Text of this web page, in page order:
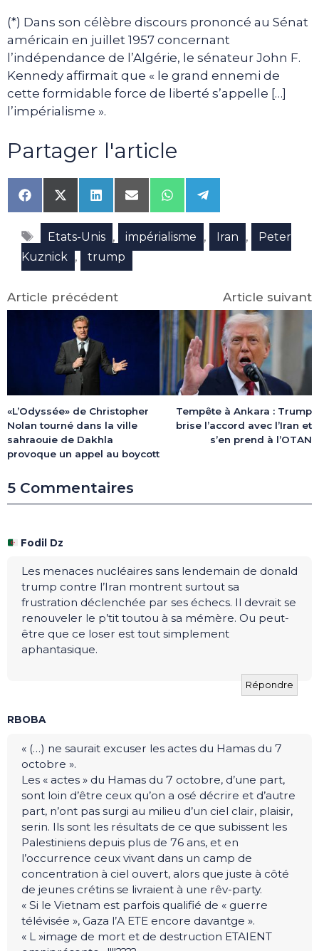
(*) Dans son célèbre discours prononcé au Sénat
américain en juillet 1957 concernant
l’indépendance de l’Algérie, le sénateur John F.
Kennedy affirmait que « le grand ennemi de
cette formidable force de liberté s’appelle […]
l’impérialisme ».
Partager l'article
Share
on
Facebook
Share
on
X
(Twitter)
Share
on
LinkedIn
Share
on
Email
Share
on
WhatsApp
Share
on
Telegram
Étiquettes
Etats-Unis , impérialisme , Iran ,
Peter
Kuznick
, trump
Article précédent
«L’Odyssée» de Christopher
Nolan tourné dans la ville
sahraouie de Dakhla
provoque un appel au boycott
Article suivant
Tempête à Ankara : Trump
brise l’accord avec l’Iran et
s’en prend à l’OTAN
5 Commentaires
Fodil Dz
Les menaces nucléaires sans lendemain de donald
trump contre l’Iran montrent surtout sa
frustration déclenchée par ses échecs. Il devrait se
renouveler le p’tit toutou à sa mémère. Ou peut-
être que ce loser est tout simplement
aphantasique.
Répondre
RBOBA
« (…) ne saurait excuser les actes du Hamas du 7
octobre ».
Les « actes » du Hamas du 7 octobre, d’une part,
sont loin d’être ceux qu’on a osé décrire et d’autre
part, n’ont pas surgi au milieu d’un ciel clair, plaisir,
serin. Ils sont les résultats de ce que subissent les
Palestiniens depuis plus de 76 ans, et en
l’occurrence ceux vivant dans un camp de
concentration à ciel ouvert, alors que juste à côté
de jeunes crétins se livraient à une rêv-party.
« Si le Vietnam est parfois qualifié de « guerre
télévisée », Gaza l’A ETE encore davantge ».
« L »image de mort et de destruction ETAIENT